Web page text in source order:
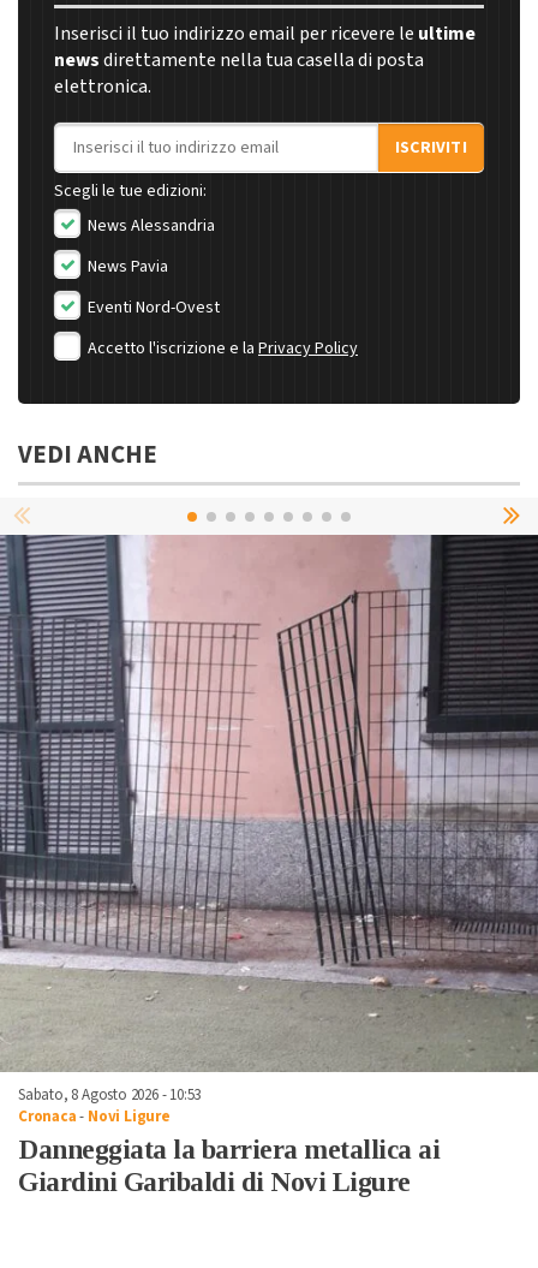
Inserisci il tuo indirizzo email per ricevere le ultime
newsdirettamente nella tua casella di posta
elettronica.
Indirizzo email
ISCRIVITI
Scegli le tue edizioni:
News Alessandria
News Pavia
Eventi Nord-Ovest
Accetto l'iscrizione e la Privacy Policy
VEDI ANCHE
Sabato, 8 Agosto 2026 - 10:53
Cronaca- Novi Ligure
Danneggiata la barriera metallica ai
Giardini Garibaldi di Novi Ligure